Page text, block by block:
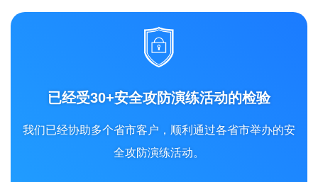
已经受30+安全攻防演练活动的检验
我们已经协助多个省市客户，顺利通过各省市举办的安
全攻防演练活动。